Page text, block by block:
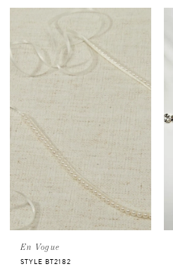
En Vogue
STYLE BT2182